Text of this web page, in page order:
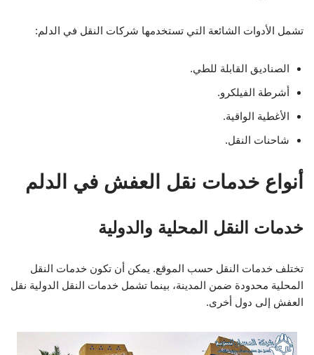
تشمل الأدوات الشائعة التي تستخدمها شركات النقل في الدلم:
الصناديق القابلة للطي.
أشرطة الفيلكرو.
الأغطية الواقية.
شاحنات النقل.
أنواع خدمات نقل العفش في الدلم
خدمات النقل المحلية والدولية
تختلف خدمات النقل حسب الموقع. يمكن أن تكون خدمات النقل
المحلية محدودة ضمن المدينة، بينما تشمل خدمات النقل الدولية نقل
العفش إلى دول أخرى.